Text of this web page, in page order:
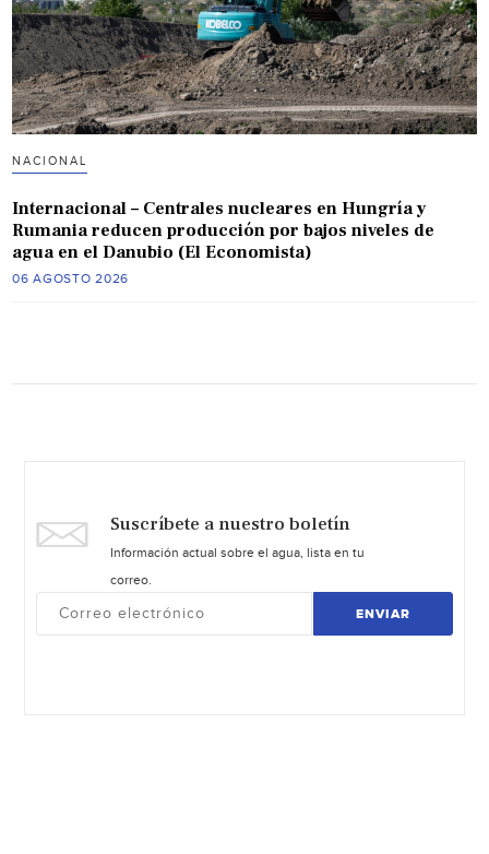
NACIONAL
Internacional – Centrales nucleares en Hungría y
Rumania reducen producción por bajos niveles de
agua en el Danubio (El Economista)
06 AGOSTO 2026
Suscríbete a nuestro boletín
Información actual sobre el agua, lista en tu
correo.
ENVIAR